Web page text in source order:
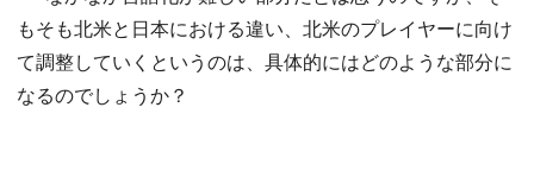
もそも北米と日本における違い、北米のプレイヤーに向け
て調整していくというのは、具体的にはどのような部分に
なるのでしょうか？